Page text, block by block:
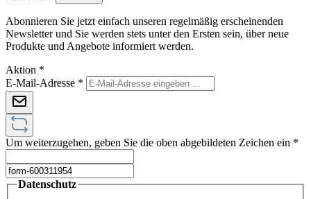
Abonnieren Sie jetzt einfach unseren regelmäßig erscheinenden
Newsletter und Sie werden stets unter den Ersten sein, über neue
Produkte und Angebote informiert werden.
Aktion *
E-Mail-Adresse *
Um weiterzugehen, geben Sie die oben abgebildeten Zeichen ein *
Datenschutz